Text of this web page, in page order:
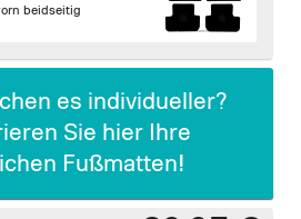
beidseitig
es individueller?
Sie hier Ihre
Fußmatten!